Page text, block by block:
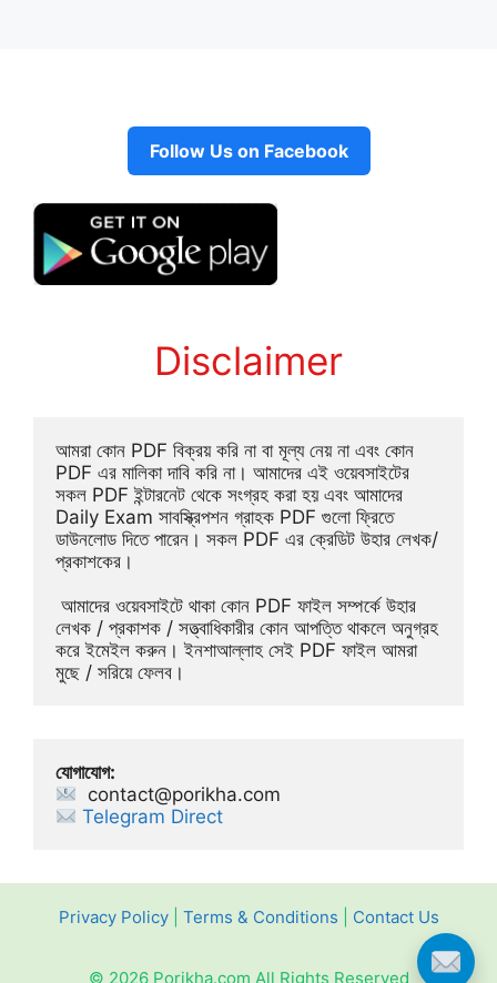
Follow Us on Facebook
Disclaimer
আমরা কোন PDF বিক্রয় করি না বা মূল্য নেয় না এবং কোন
PDF এর মালিকা দাবি করি না। আমাদের এই ওয়েবসাইটের
সকল PDF ইন্টারনেট থেকে সংগ্রহ করা হয় এবং আমাদের
Daily Exam সাবস্ক্রিপশন গ্রাহক PDF গুলো ফ্রিতে
ডাউনলোড দিতে পারেন। সকল PDF এর ক্রেডিট উহার লেখক/
প্রকাশকের।
লেখক / প্রকাশক / সত্ত্বাধিকারীর কোন আপত্তি থাকলে অনুগ্রহ
করে ইমেইল করুন। ইনশাআল্লাহ সেই PDF ফাইল আমরা
মুছে / সরিয়ে ফেলব।
যোগাযোগ:
contact@porikha.com
Telegram Direct
Privacy Policy| Terms & Conditions Contact Us
© 2026 Porikha.com All Rights Reserved